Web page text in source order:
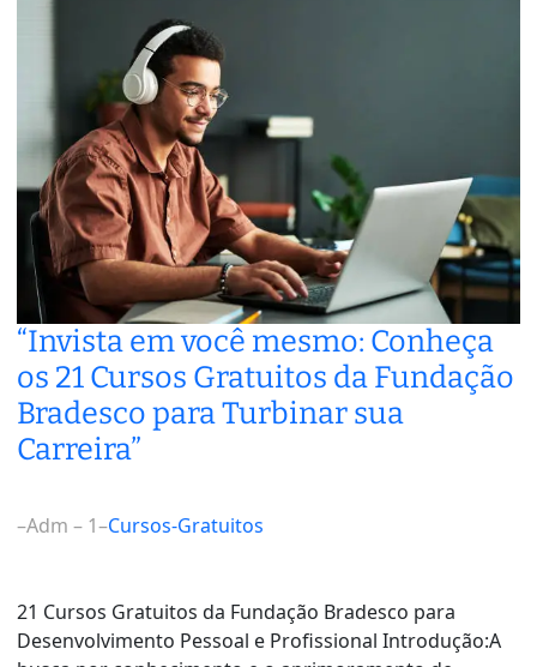
“Invista em você mesmo: Conheça
os 21 Cursos Gratuitos da Fundação
Bradesco para Turbinar sua
Carreira”
–Adm – 1–Cursos-Gratuitos
21 Cursos Gratuitos da Fundação Bradesco para
Desenvolvimento Pessoal e Profissional Introdução:A